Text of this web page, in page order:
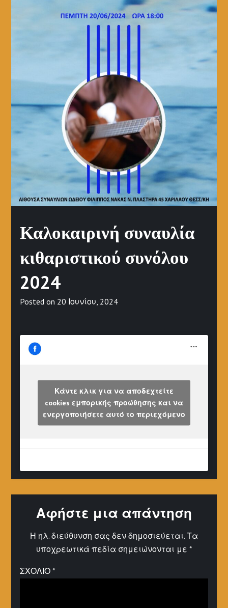
Καλοκαιρινή συναυλία
κιθαριστικού συνόλου
2024
Posted on 20 Ιουνίου, 2024
Κάντε κλικ για να αποδεχτείτε
cookies εμπορικής προώθησης και να
ενεργοποιήσετε αυτό το περιεχόμενο
Αφήστε μια απάντηση
Η ηλ. διεύθυνση σας δεν δημοσιεύεται. Τα
υποχρεωτικά πεδία σημειώνονται με *
ΣΧΌΛΙΟ *